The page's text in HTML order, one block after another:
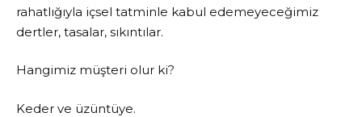
rahatlığıyla içsel tatminle kabul edemeyeceğimiz
dertler, tasalar, sıkıntılar.
Hangimiz müşteri olur ki?
Keder ve üzüntüye.